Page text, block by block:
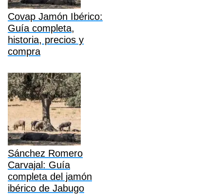
Covap Jamón Ibérico:
Guía completa,
historia, precios y
compra
Sánchez Romero
Carvajal: Guía
completa del jamón
ibérico de Jabugo